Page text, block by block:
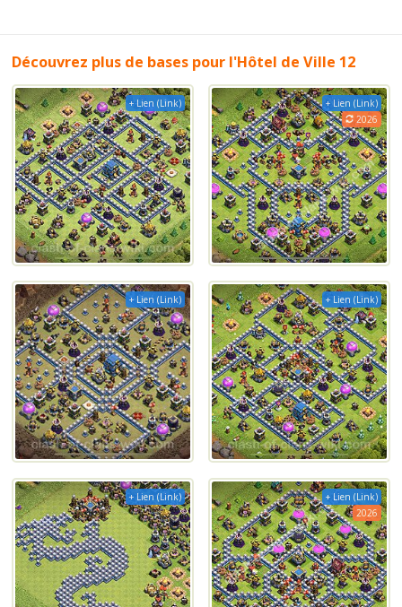
Découvrez plus de bases pour l'Hôtel de Ville 12
+ Lien (Link)
+ Lien (Link)
2026
+ Lien (Link) + Lien (Link)
+ Lien (Link)
+ Lien (Link)
2026